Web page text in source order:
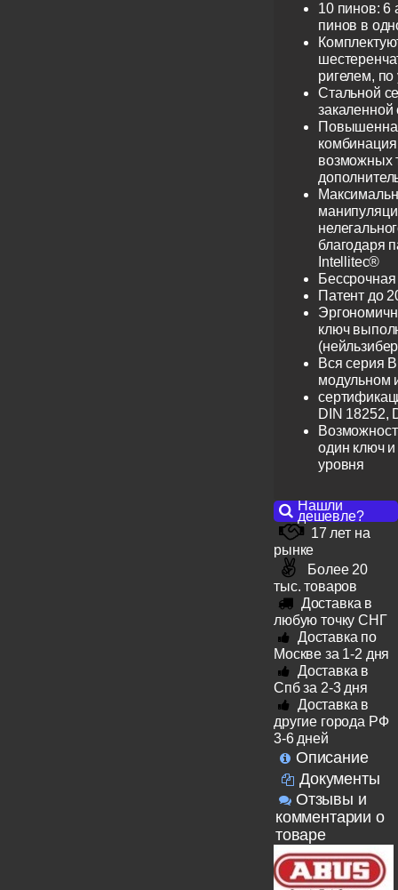
10 пинов: 6
пинов в
ригелем,
Стальной
закаленной
возможных
благодаря
Intellitec®
Патент до
ключ
Вся серия
модульном
DIN 18252,
один ключ и
уровня
Нашли
дешевле?
17 лет на
рынке
Более 20
тыс. товаров
Доставка в
любую точку СНГ
Доставка по
Москве за 1-2 дня
Доставка в
Спб за 2-3 дня
Доставка в
другие города РФ
3-6 дней
Описание
Документы
Отзывы и
комментарии о
товаре